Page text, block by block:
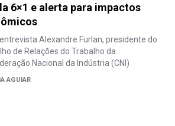
6×1 e alerta para impactos
Alexandre Furlan, presidente do
de Relações do Trabalho da
Nacional da Indústria (CNI)
AGUIAR